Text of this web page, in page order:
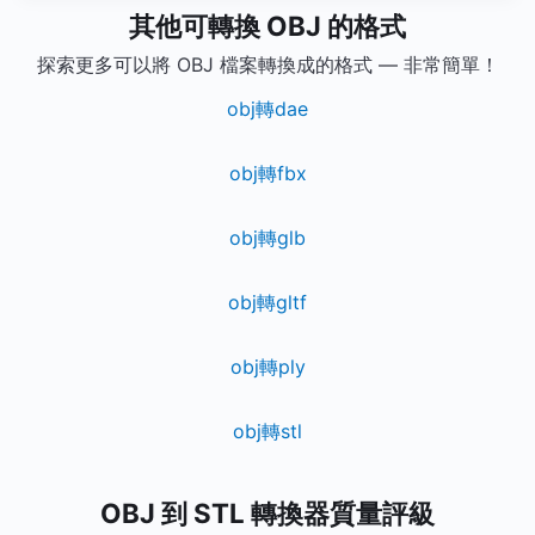
其他可轉換 OBJ 的格式
探索更多可以將 OBJ 檔案轉換成的格式 — 非常簡單！
obj轉dae
obj轉fbx
obj轉glb
obj轉gltf
obj轉ply
obj轉stl
OBJ 到 STL 轉換器質量評級